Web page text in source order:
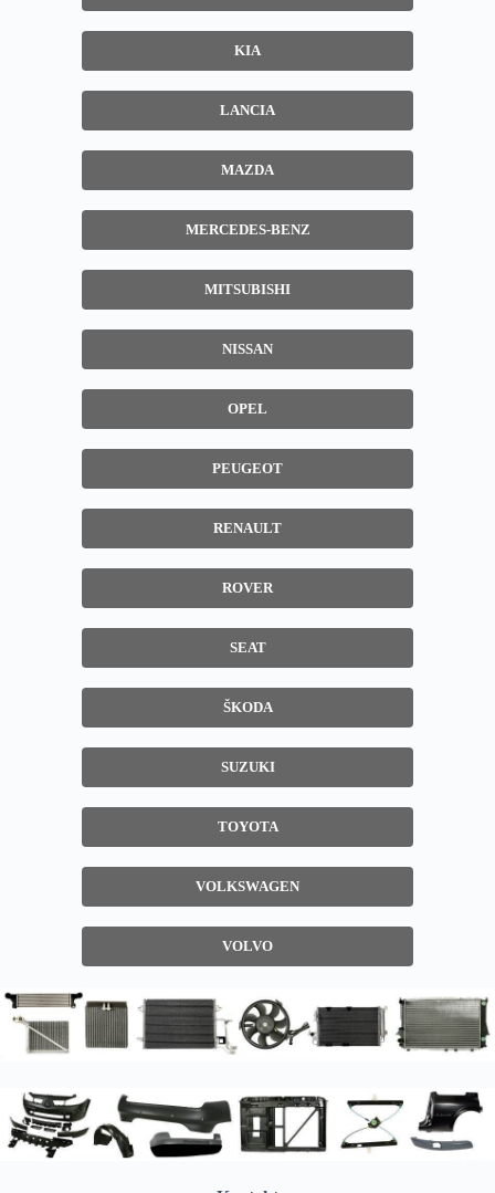
KIA
LANCIA
MAZDA
MERCEDES-BENZ
MITSUBISHI
NISSAN
OPEL
PEUGEOT
RENAULT
ROVER
SEAT
ŠKODA
SUZUKI
TOYOTA
VOLKSWAGEN
VOLVO